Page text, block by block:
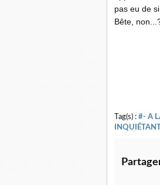
pas eu de
Bête,
Tag(s) : #- A